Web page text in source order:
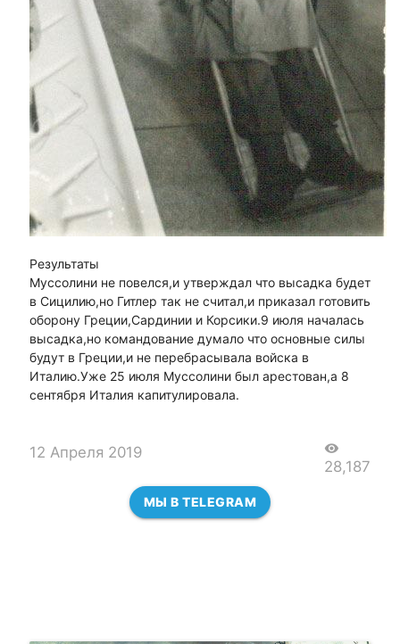
Результаты
Муссолини не повелся,и утверждал что высадка будет
в Сицилию,но Гитлер так не считал,и приказал готовить
оборону Греции,Сардинии и Корсики.9 июля началась
высадка,но командование думало что основные силы
будут в Греции,и не перебрасывала войска в
Италию.Уже 25 июля Муссолини был арестован,а 8
сентября Италия капитулировала.
12 Апреля 2019 visibility
28,187
МЫ В TELEGRAM